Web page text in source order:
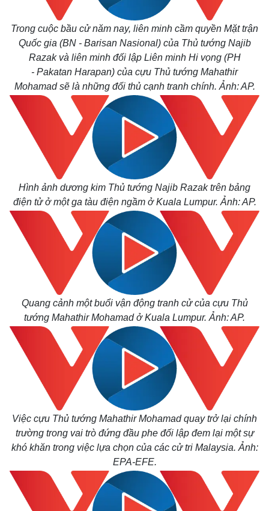
Thế giới
Quan sát
Cuộc sống đó đây
Multimedia
Video
Infographic
Trong cuộc bầu cử năm nay, liên minh cầm quyền Mặt trận
Quốc gia (BN - Barisan Nasional) của Thủ tướng Najib
Razak và liên minh đối lập Liên minh Hi vọng (PH
- Pakatan Harapan) của cựu Thủ tướng Mahathir
Mohamad sẽ là những đối thủ cạnh tranh chính. Ảnh: AP.
Hình ảnh dương kim Thủ tướng Najib Razak trên bảng
điện tử ở một ga tàu điện ngầm ở Kuala Lumpur. Ảnh: AP.
Quang cảnh một buổi vận động tranh cử của cựu Thủ
tướng Mahathir Mohamad ở Kuala Lumpur. Ảnh: AP.
Việc cựu Thủ tướng Mahathir Mohamad quay trở lại chính
trường trong vai trò đứng đầu phe đối lập đem lại một sự
khó khăn trong việc lựa chọn của các cử tri Malaysia. Ảnh:
EPA-EFE.